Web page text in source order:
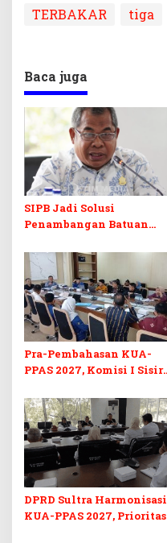
TERBAKAR
tiga
Baca juga
SIPB Jadi Solusi
Penambangan Batuan
di Sultra
Pra-Pembahasan KUA-
PPAS 2027, Komisi I Sisir
Berkelanjutan
DPRD Sultra Harmonisasi
KUA-PPAS 2027, Prioritas